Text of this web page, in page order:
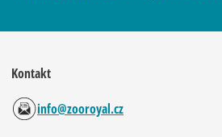
Kontakt
info@zooroyal.cz